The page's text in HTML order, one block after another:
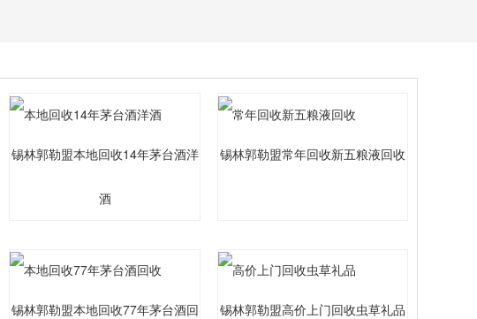
锡林郭勒盟本地回收14年茅台酒洋
酒
锡林郭勒盟常年回收新五粮液回收
锡林郭勒盟本地回收77年茅台酒回 锡林郭勒盟高价上门回收虫草礼品